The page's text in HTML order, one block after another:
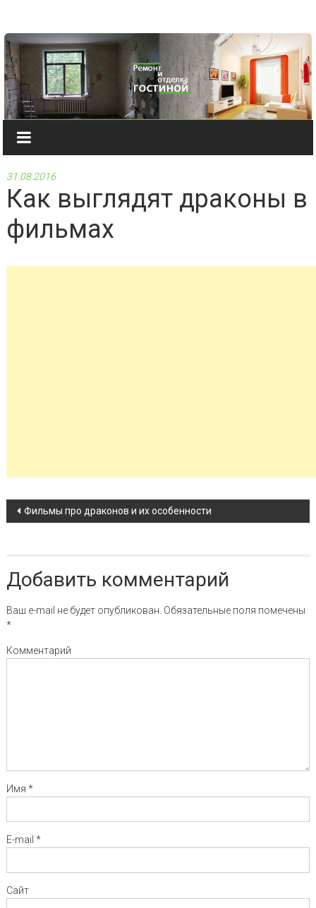
31.08.2016
Как выглядят драконы в
фильмах
Навигация по записи
Фильмы про драконов и их особенности
Добавить комментарий
Ваш e-mail не будет опубликован. Обязательные поля помечены
*
Комментарий
Имя *
E-mail *
Сайт